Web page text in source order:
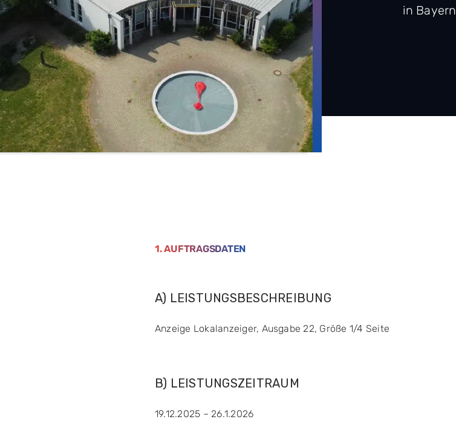
in Bayern
1. AUFTRAGSDATEN
A) LEISTUNGSBESCHREIBUNG
Anzeige Lokalanzeiger, Ausgabe 22, Größe 1/4 Seite
B) LEISTUNGSZEITRAUM
19.12.2025 – 26.1.2026